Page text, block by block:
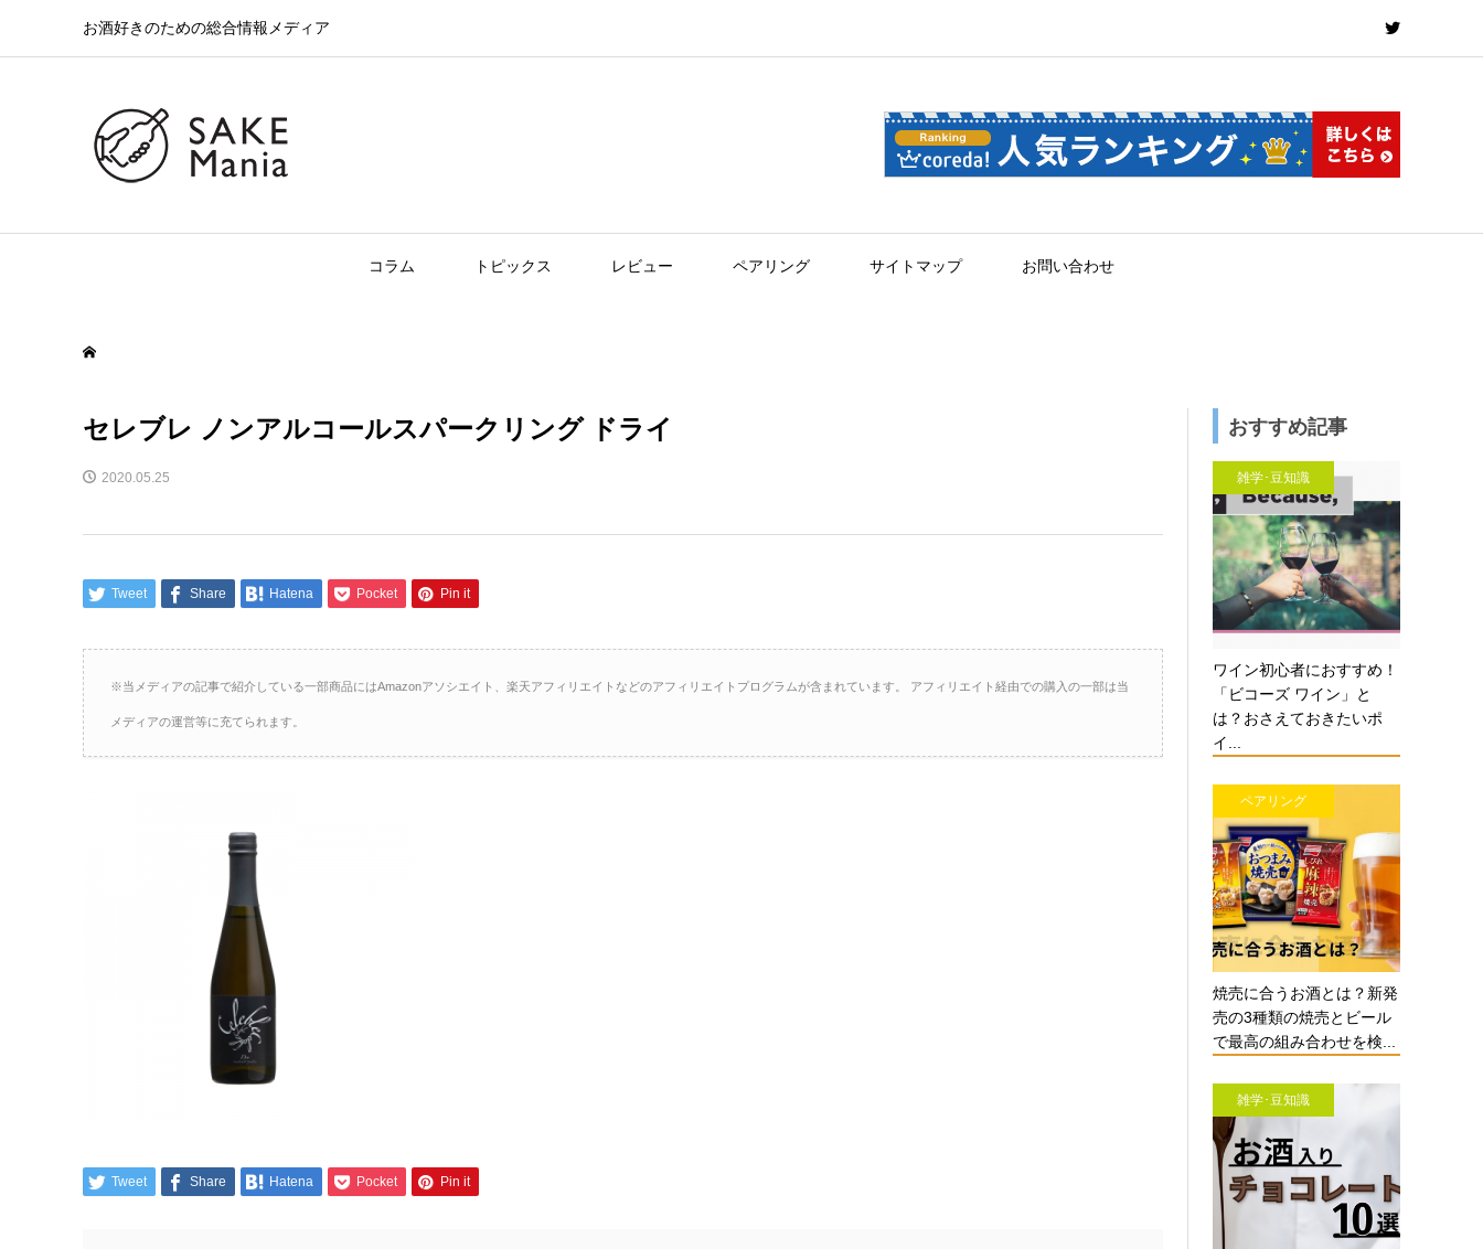
お酒好きのための総合情報メディア
コラム トピックス レビュー ペアリング サイトマップ お問い合わせ
セレブレ ノンアルコールスパークリング ドライ
2020.05.25
Tweet Share Hatena Pocket Pin it
※当メディアの記事で紹介している一部商品にはAmazonアソシエイト、楽天アフィリエイトなどのアフィリエイトプログラムが含まれています。 アフィリエイト経由での購入の一部は当
メディアの運営等に充てられます。
Tweet Share Hatena Pocket Pin it
おすすめ記事
雑学･豆知識
ワイン初心者におすすめ！
「ビコーズ ワイン」と
は？おさえておきたいポ
イ...
ペアリング
焼売に合うお酒とは？新発
売の3種類の焼売とビール
で最高の組み合わせを検...
雑学･豆知識